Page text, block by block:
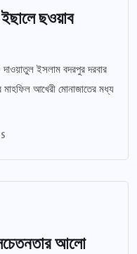
ছওয়াব
ইসলাম বদরপুর দরবার
আখেরী মোনাজাতের মধ্য
আলো